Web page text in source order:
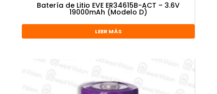
Batería de Litio EVE ER34615B-ACT – 3.6V
19000mAh (Modelo D)
LEER MÁS